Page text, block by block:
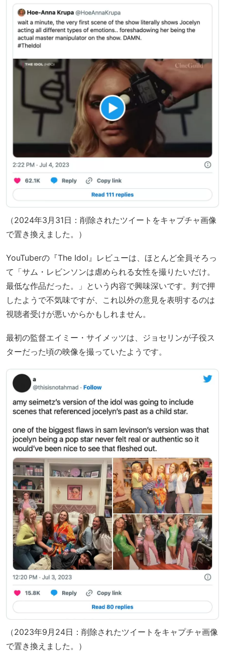
（2024年3月31日：削除されたツイートをキャプチャ画像
で置き換えました。）
YouTuberの『The Idol』レビューは、ほとんど全員そろっ
て「サム・レビンソンは虐められる女性を撮りたいだけ。
最低な作品だった。」という内容で興味深いです。判で押
したようで不気味ですが、これ以外の意見を表明するのは
視聴者受けが悪いからかもしれません。
最初の監督エイミー・サイメッツは、ジョセリンが子役ス
ターだった頃の映像を撮っていたようです。
（2023年9月24日：削除されたツイートをキャプチャ画像
で置き換えました。）